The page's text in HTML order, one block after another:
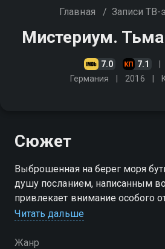
Главная / Записи ТВ-
Мистериум.
7.0 7.1
Германия 2016
Сюжет
Выброшенная на берег моря
душу посланием, написанным
привлекает внимание особого
Копенгагена. За расследование
Читать дальше
Жанр